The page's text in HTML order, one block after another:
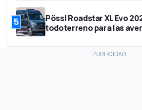
5
Pössl Roadstar XL Evo
todoterreno para las